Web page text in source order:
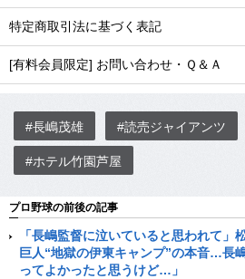
特定商取引法に基づく表記
[有料会員限定] お問い合わせ・Ｑ＆Ａ
#長嶋茂雄 #読売ジャイアンツ
#ホテル竹園芦屋
プロ野球の前後の記事
「長嶋監督に泣いていると思われて」
巨人“地獄の伊東キャンプ”の本音…長
ってよかったと思うけど…」